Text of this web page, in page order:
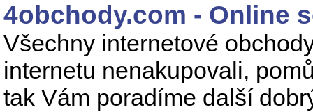
4obchody.com - Online
Všechny internetové
internetu nenakupovali,
tak Vám poradíme další